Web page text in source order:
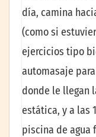
día, camina
(como si
ejercicios tipo
automasaje
donde le llegan
estática, y a las
piscina de agua